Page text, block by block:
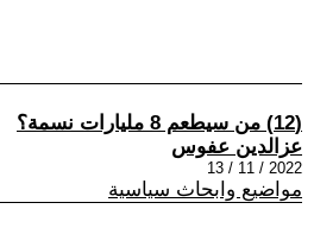
(12) من سيطعم 8 مليارات نسمة؟
عزالدين عفوس
2022 / 11 / 13
مواضيع وابحاث سياسية